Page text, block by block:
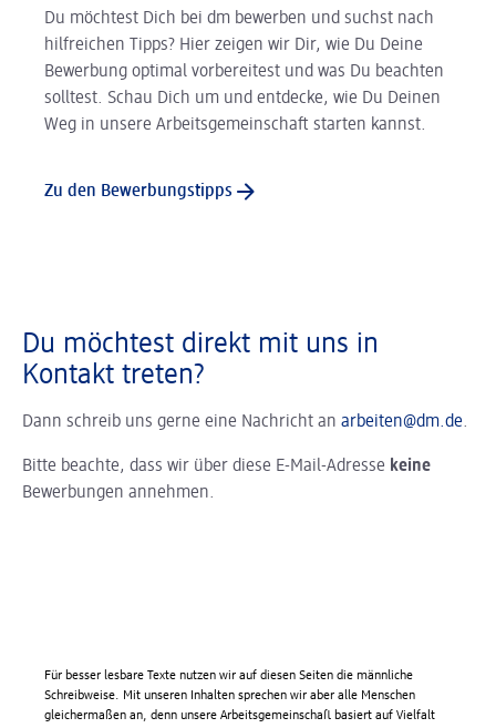
Du möchtest Dich bei dm bewerben und suchst nach
hilfreichen Tipps? Hier zeigen wir Dir, wie Du Deine
Bewerbung optimal vorbereitest und was Du beachten
solltest. Schau Dich um und entdecke, wie Du Deinen
Weg in unsere Arbeitsgemeinschaft starten kannst.
Zu den Bewerbungstipps
Du möchtest direkt mit uns in
Kontakt treten?
Dann schreib uns gerne eine Nachricht an arbeiten@dm.de.
Bitte beachte, dass wir über diese E-Mail-Adresse keine
Bewerbungen annehmen.
Für besser lesbare Texte nutzen wir auf diesen Seiten die männliche
Schreibweise. Mit unseren Inhalten sprechen wir aber alle Menschen
gleichermaßen an, denn unsere Arbeitsgemeinschaft basiert auf Vielfalt